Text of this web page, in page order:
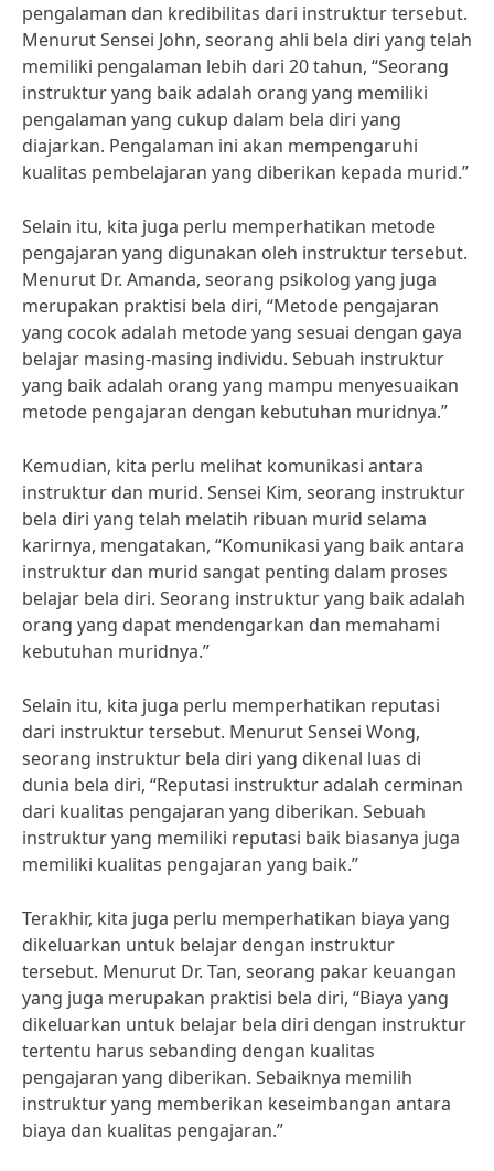
pengalaman dan kredibilitas dari instruktur tersebut.
Menurut Sensei John, seorang ahli bela diri yang telah
memiliki pengalaman lebih dari 20 tahun, “Seorang
instruktur yang baik adalah orang yang memiliki
pengalaman yang cukup dalam bela diri yang
diajarkan. Pengalaman ini akan mempengaruhi
kualitas pembelajaran yang diberikan kepada murid.”
Selain itu, kita juga perlu memperhatikan metode
pengajaran yang digunakan oleh instruktur tersebut.
Menurut Dr. Amanda, seorang psikolog yang juga
merupakan praktisi bela diri, “Metode pengajaran
yang cocok adalah metode yang sesuai dengan gaya
belajar masing-masing individu. Sebuah instruktur
yang baik adalah orang yang mampu menyesuaikan
metode pengajaran dengan kebutuhan muridnya.”
Kemudian, kita perlu melihat komunikasi antara
instruktur dan murid. Sensei Kim, seorang instruktur
bela diri yang telah melatih ribuan murid selama
karirnya, mengatakan, “Komunikasi yang baik antara
instruktur dan murid sangat penting dalam proses
belajar bela diri. Seorang instruktur yang baik adalah
orang yang dapat mendengarkan dan memahami
kebutuhan muridnya.”
Selain itu, kita juga perlu memperhatikan reputasi
dari instruktur tersebut. Menurut Sensei Wong,
seorang instruktur bela diri yang dikenal luas di
dunia bela diri, “Reputasi instruktur adalah cerminan
dari kualitas pengajaran yang diberikan. Sebuah
instruktur yang memiliki reputasi baik biasanya juga
memiliki kualitas pengajaran yang baik.”
Terakhir, kita juga perlu memperhatikan biaya yang
dikeluarkan untuk belajar dengan instruktur
tersebut. Menurut Dr. Tan, seorang pakar keuangan
yang juga merupakan praktisi bela diri, “Biaya yang
dikeluarkan untuk belajar bela diri dengan instruktur
tertentu harus sebanding dengan kualitas
pengajaran yang diberikan. Sebaiknya memilih
instruktur yang memberikan keseimbangan antara
biaya dan kualitas pengajaran.”